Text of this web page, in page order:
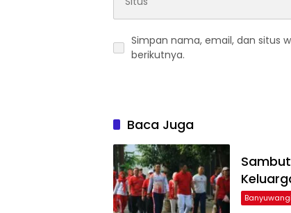
Simpan nama, email, dan situs
berikutnya.
Baca Juga
Banyuwangi